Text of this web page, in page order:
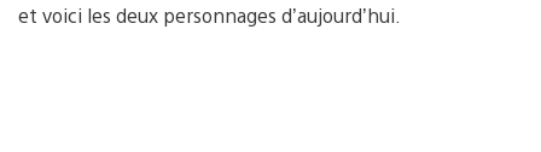
et voici les deux personnages d’aujourd’hui.